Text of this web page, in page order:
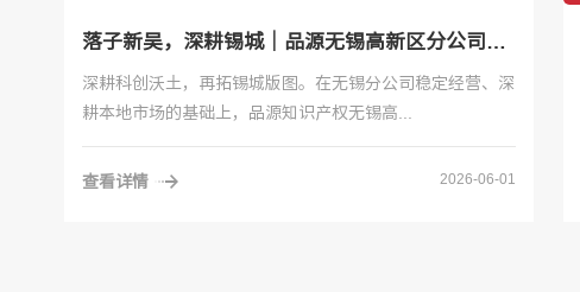
落子新吴，深耕锡城｜品源无锡高新区分公司正式启航！
深耕科创沃土，再拓锡城版图。在无锡分公司稳定经营、深
耕本地市场的基础上，品源知识产权无锡高...
查看详情 2026-06-01